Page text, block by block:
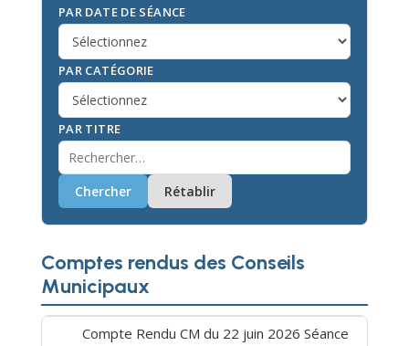
PAR DATE DE SÉANCE
PAR CATÉGORIE
PAR TITRE
Chercher Rétablir
Comptes rendus des Conseils
Municipaux
Compte Rendu CM du 22 juin 2026 Séance